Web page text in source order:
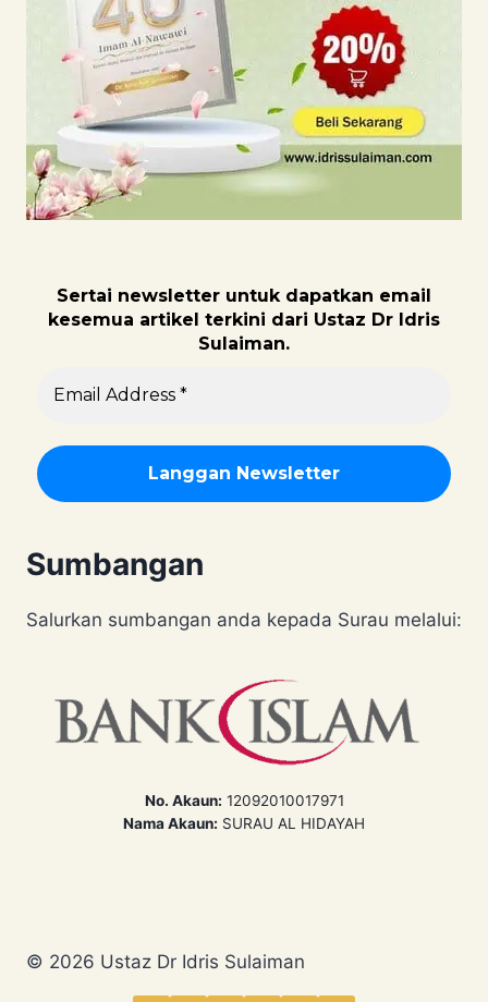
Sertai newsletter untuk dapatkan email
kesemua artikel terkini dari Ustaz Dr Idris
Sulaiman.
Sumbangan
Salurkan sumbangan anda kepada Surau melalui:
No. Akaun: 12092010017971
Nama Akaun: SURAU AL HIDAYAH
© 2026 Ustaz Dr Idris Sulaiman